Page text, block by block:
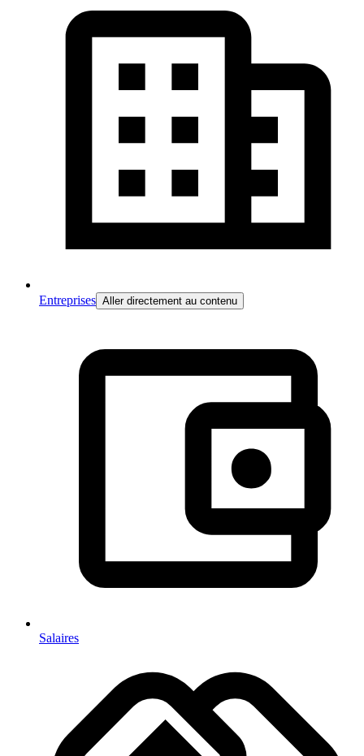
Entreprises Aller directement au contenu
Salaires